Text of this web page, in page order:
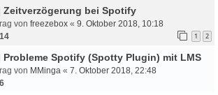
Zeitverzögerung bei Spotify
von freezebox « 9. Oktober 2018, 10:18
14 1 2
Spotify (Spotty Plugin) mit LMS
von MMinga « 7. Oktober 2018, 22:48
6